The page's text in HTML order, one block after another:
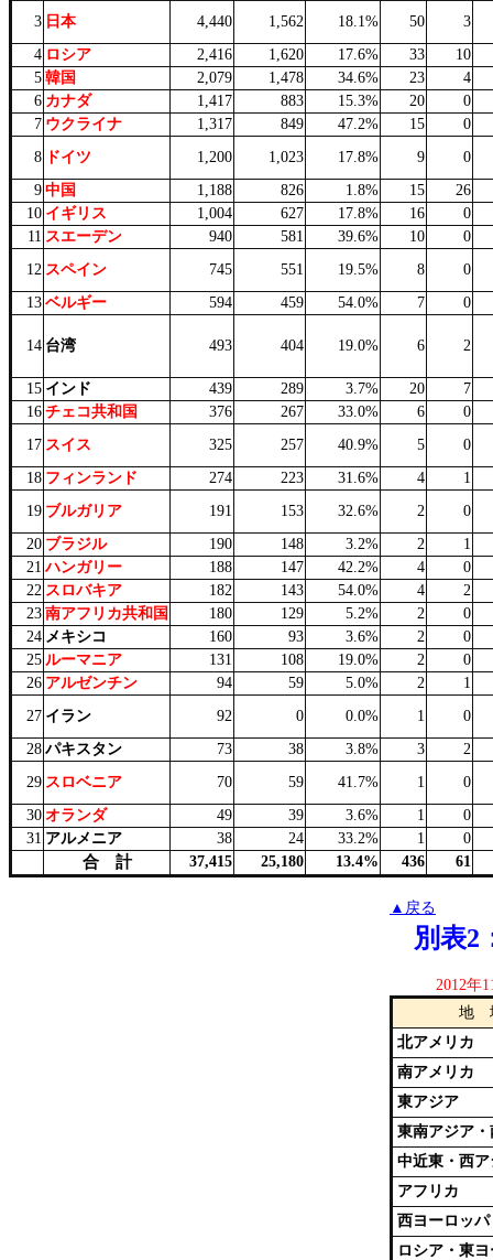
3 日本 4,440 1,562 18.1% 50
3
4 ロシア 2,416 1,620 17.6% 33
10
5 韓国 2,079 1,478 34.6% 23
4
6 カナダ 1,417 883 15.3% 20
0
7 ウクライナ 1,317 849 47.2% 15
0
8 ドイツ 1,200 1,023 17.8% 9
0
9 中国 1,188 826 1.8% 15
26
10 イギリス 1,004 627 17.8% 16
0
11 スエーデン 940 581 39.6% 10
0
12 スペイン 745 551 19.5% 8
0
13 ベルギー 594 459 54.0% 7 0
14 台湾 493 404 19.0% 6 2
15 インド 439 289 3.7% 20
7
16 チェコ共和国 376 267 33.0% 6
0
17 スイス 325 257 40.9% 5
0
18 フィンランド 274 223 31.6% 4
1
19 ブルガリア 191 153 32.6% 2
0
20 ブラジル 190 148 3.2% 2
1
21 ハンガリー 188 147 42.2% 4
0
22 スロバキア 182 143 54.0% 4
2
23 南アフリカ共和国 180 129 5.2% 2
0
24 メキシコ 160 93 3.6% 2
0
25 ルーマニア 131 108 19.0% 2
0
26 アルゼンチン 94 59 5.0% 2
1
27 イラン 92 0 0.0% 1
0
28 パキスタン 73 38 3.8% 3
2
29 スロベニア 70 59 41.7% 1
0
30 オランダ 49 39 3.6% 1
0
31 アルメニア 38 24 33.2% 1 0
合 計 37,415 25,180 13.4% 436 61
▲戻る
別表2
2012年
地
北アメリカ
南アメリカ
東アジア
東南アジア
中近東・西ア
アフリカ
西ヨーロッパ
ロシア・東